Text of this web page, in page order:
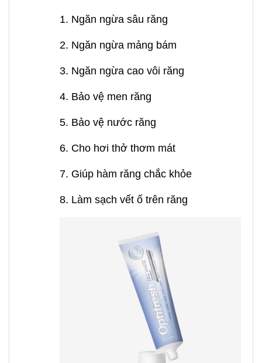
1. Ngăn ngừa sâu răng
2. Ngăn ngừa mảng bám
3. Ngăn ngừa cao vôi răng
4. Bảo vệ men răng
5. Bảo vệ nước răng
6. Cho hơi thở thơm mát
7. Giúp hàm răng chắc khỏe
8. Làm sạch vết ố trên răng